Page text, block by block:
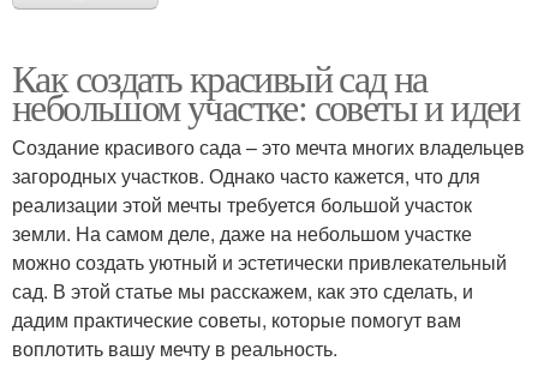
Как создать красивый сад на
небольшом участке: советы и идеи
Создание красивого сада – это мечта многих владельцев
загородных участков. Однако часто кажется, что для
реализации этой мечты требуется большой участок
земли. На самом деле, даже на небольшом участке
можно создать уютный и эстетически привлекательный
сад. В этой статье мы расскажем, как это сделать, и
дадим практические советы, которые помогут вам
воплотить вашу мечту в реальность.